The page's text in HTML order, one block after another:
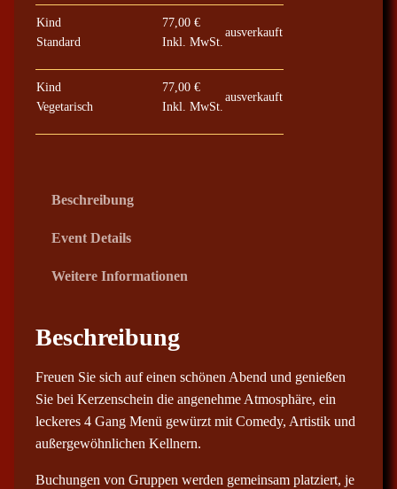
0
7
0
€
Kind
Standard
77,00 €
Inkl. MwSt.
ausverkauft
Kind
Vegetarisch
77,00 €
Inkl. MwSt.
ausverkauft
Beschreibung
Event Details
Weitere Informationen
Beschreibung
Freuen Sie sich auf einen schönen Abend und genießen
Sie bei Kerzenschein die angenehme Atmosphäre, ein
leckeres 4 Gang Menü gewürzt mit Comedy, Artistik und
außergewöhnlichen Kellnern.
Buchungen von Gruppen werden gemeinsam platziert, je